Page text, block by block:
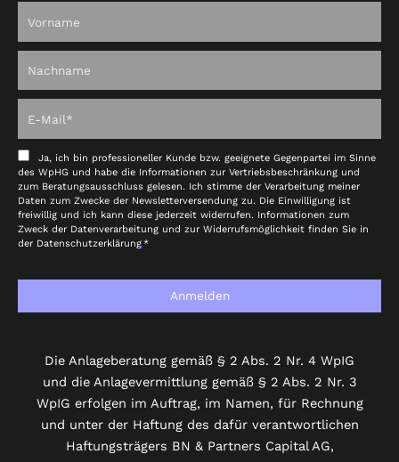
Ja, ich bin professioneller Kunde bzw. geeignete Gegenpartei im Sinne
des WpHG und habe die Informationen zur Vertriebsbeschränkung und
zum Beratungsausschluss gelesen. Ich stimme der Verarbeitung meiner
Daten zum Zwecke der Newsletterversendung zu. Die Einwilligung ist
freiwillig und ich kann diese jederzeit widerrufen. Informationen zum
Zweck der Datenverarbeitung und zur Widerrufsmöglichkeit finden Sie in
der Datenschutzerklärung.*
Anmelden
Die Anlageberatung gemäß § 2 Abs. 2 Nr. 4 WpIG
und die Anlagevermittlung gemäß § 2 Abs. 2 Nr. 3
WpIG erfolgen im Auftrag, im Namen, für Rechnung
und unter der Haftung des dafür verantwortlichen
Haftungsträgers BN & Partners Capital AG,